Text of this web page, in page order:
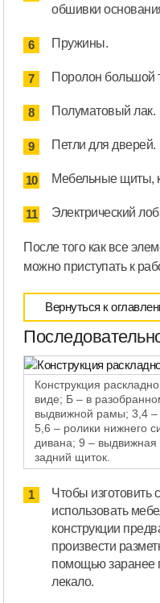
обшивки
Пружины.
Поролон большой
Полуматовый лак.
Петли для дверей.
Мебельные щиты,
Электрический
После того как все
можно приступать к
Вернуться к
Конструкция
виде; Б – в
выдвижной рамы; 3,4 –
5,6 – ролики нижнего
дивана; 9 –
задний щиток.
Чтобы изготовить
использовать
конструкции
произвести
помощью заранее
лекало.